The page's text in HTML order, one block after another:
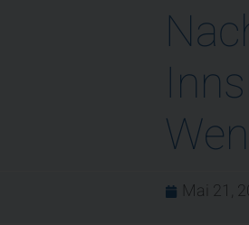
Mai 21,